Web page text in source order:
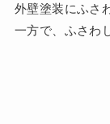
外壁塗装にふさ
一方で、ふさわ